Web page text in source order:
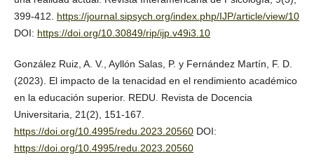
399-412. https://journal.sipsych.org/index.php/IJP/article/view/10
DOI: https://doi.org/10.30849/rip/ijp.v49i3.10
González Ruiz, A. V., Ayllón Salas, P. y Fernández Martín, F. D.
(2023). El impacto de la tenacidad en el rendimiento académico
en la educación superior. REDU. Revista de Docencia
Universitaria, 21(2), 151-167.
https://doi.org/10.4995/redu.2023.20560DOI:
https://doi.org/10.4995/redu.2023.20560